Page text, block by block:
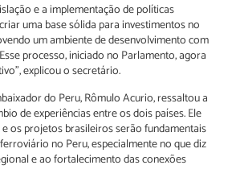
e a implementação de políticas
uma base sólida para investimentos no
um ambiente de desenvolvimento com
processo, iniciado no Parlamento, agora
explicou o secretário.
do Peru, Rômulo Acurio, ressaltou a
de experiências entre os dois países. Ele
os projetos brasileiros serão fundamentais
no Peru, especialmente no que diz
e ao fortalecimento das conexões